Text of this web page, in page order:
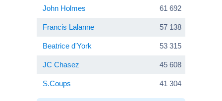
John Holmes 61 692
Francis Lalanne 57 138
Beatrice d'York 53 315
JC Chasez 45 608
S.Coups 41 304